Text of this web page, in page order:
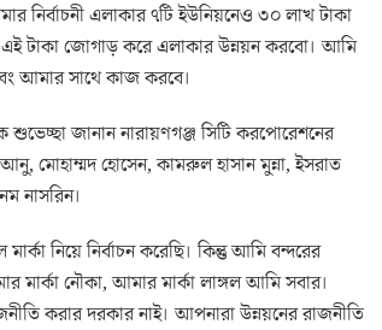
নির্বাচনী এলাকার ৭টি ইউনিয়নেও ৩০ লাখ টাকা
এই টাকা জোগাড় করে এলাকার উন্নয়ন করবো। আমি
আমার সাথে কাজ করবে।
জানান নারায়ণগঞ্জ সিটি করপোরেশনের
মোহাম্মদ হোসেন, কামরুল হাসান মুন্না, ইসরাত
নাসরিন।
নিয়ে নির্বাচন করেছি। কিন্তু আমি বন্দরের
মার্কা নৌকা, আমার মার্কা লাঙ্গল আমি সবার।
করার দরকার নাই। আপনারা উন্নয়নের রাজনীতি